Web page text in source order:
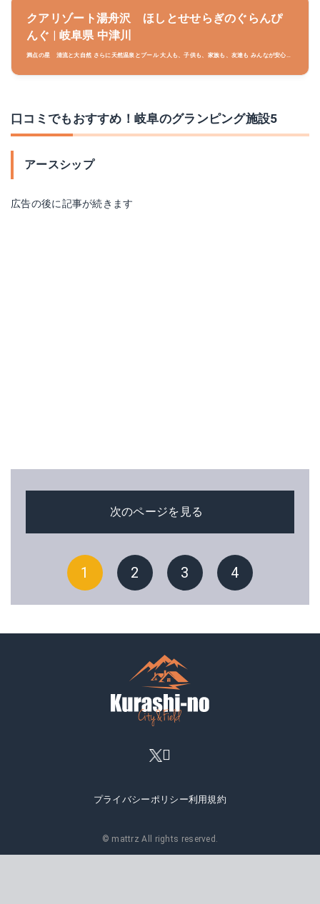
クアリゾート湯舟沢 ほしとせせらぎのぐらんぴ
んぐ | 岐阜県 中津川
満点の星 清流と大自然 さらに天然温泉とプール 大人も、子供も、家族も、友達も みんなが安心し
口コミでもおすすめ！岐阜のグランピング施設5
アースシップ
広告の後に記事が続きます
次のページを見る
1 2 3 4
プライバシーポリシー利用規約
© mattrz All rights reserved.